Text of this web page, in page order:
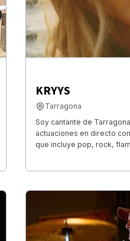
KRYYS
Tarragona
Soy cantante de
actuaciones en directo
que incluye pop, rock,